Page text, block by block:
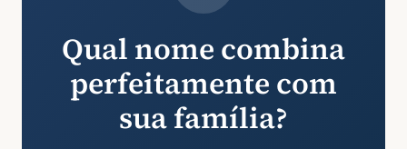
Qual nome combina
perfeitamente com
sua família?